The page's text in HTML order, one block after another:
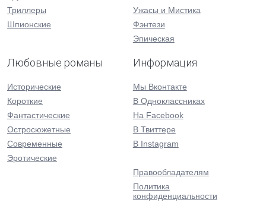
Триллеры
Шпионские
Ужасы и Мистика
Фэнтези
Эпическая
Любовные романы
Исторические
Короткие
Фантастические
Остросюжетные
Современные
Эротические
Информация
Мы Вконтакте
В Одноклассниках
На Facebook
В Твиттере
В Instagram
Правообладателям
Политика
конфиденциальности